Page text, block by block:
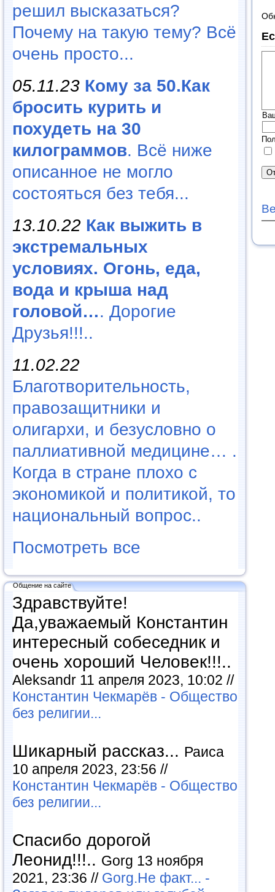
решил высказаться?
Почему на такую тему? Всё
очень просто...
05.11.23 Кому за 50.Как
бросить курить и
похудеть на 30
килограммов. Всё ниже
описанное не могло
состояться без тебя...
13.10.22 Как выжить в
экстремальных
условиях. Огонь, еда,
вода и крыша над
головой…. Дорогие
Друзья!!!..
11.02.22
Благотворительность,
правозащитники и
олигархи, и безусловно о
паллиативной медицине… .
Когда в стране плохо с
экономикой и политикой, то
национальный вопрос..
Посмотреть все
Общение на сайте
Здравствуйте!
Да,уважаемый Константин
интересный собеседник и
очень хороший Человек!!!..
Aleksandr 11 апреля 2023, 10:02 //
Константин Чекмарёв - Общество
без религии...
Шикарный рассказ... Раиса
10 апреля 2023, 23:56 //
Константин Чекмарёв - Общество
без религии...
Спасибо дорогой
Леонид!!!.. Gorg 13 ноября
2021, 23:36 // Gorg.Не факт... -